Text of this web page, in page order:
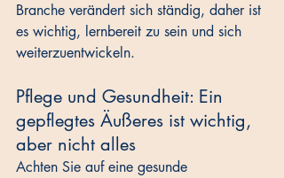
Branche verändert sich ständig, daher ist
es wichtig, lernbereit zu sein und sich
weiterzuentwickeln.
Pflege und Gesundheit: Ein
gepflegtes Äußeres ist wichtig,
aber nicht alles
Achten Sie auf eine gesunde